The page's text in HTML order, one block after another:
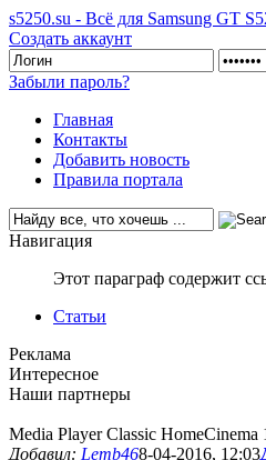
s5250.su - Всё для Samsung GT
Создать аккаунт
Забыли пароль?
Главная
Контакты
Добавить новость
Правила портала
Навигация
Этот параграф содержит
Статьи
Реклама
Интересное
Наши партнеры
Media Player Classic HomeCinema
Добавил: Lemb468-04-2016, 12:03